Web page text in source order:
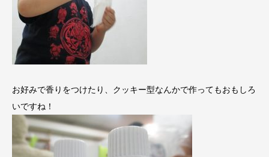
お好みで香りをつけたり、クッキー型なんかで作ってもおもしろ
いですね！